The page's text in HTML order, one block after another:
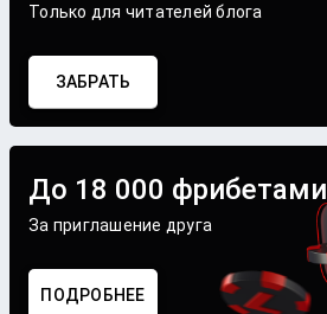
Только для читателей блога
ЗАБРАТЬ
До 18 000 фрибетами
За приглашение друга
ПОДРОБНЕЕ